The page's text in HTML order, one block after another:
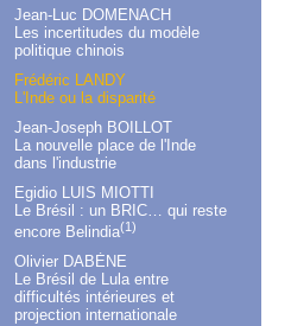
Jean-Luc DOMENACH
Les incertitudes du modèle
politique chinois
Frédéric LANDY
L'Inde ou la disparité
Jean-Joseph BOILLOT
La nouvelle place de l'Inde
dans l'industrie
Egidio LUIS MIOTTI
Le Brésil : un BRIC… qui reste
encore Belindia(1)
Olivier DABÈNE
Le Brésil de Lula entre
difficultés intérieures et
projection internationale